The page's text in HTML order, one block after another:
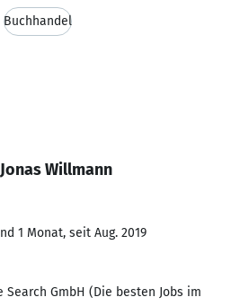
Buchhandel
Willmann
1 Monat, seit Aug. 2019
Search GmbH (Die besten Jobs im